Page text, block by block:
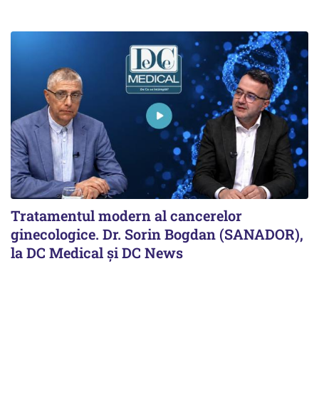
Tratamentul modern al cancerelor
ginecologice. Dr. Sorin Bogdan (SANADOR),
la DC Medical și DC News